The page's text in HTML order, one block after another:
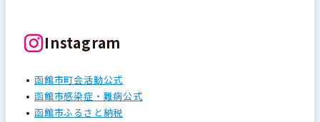
Instagram
函館市町会活動公式
函館市感染症・難病公式
函館市ふるさと納税